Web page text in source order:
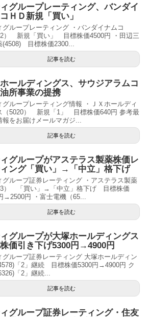
グループレーティング、バンダイ
ＨＤ新規「買い」
グループレーティング ・バンダイナムコ
） 新規「買い」 目標株価4500円 ・田辺三
(4508) 目標株価2300...
記事を読む
ホールディングス、サウジアラムコ
所事業の提携
グループレーティング情報 ・ＪＸホールディ
（5020） 新規「1」 目標株価640円 参考最
報をお届けメールマガジ...
記事を読む
グループがアステラス製薬株価レ
ング「買い」→「中立」格下げ
グループ証券レーティング ・アステラス製薬
） 「買い」→「中立」格下げ 目標株価
→2500円 ・富士電機（65...
記事を読む
グループが大塚ホールディングス
価引き下げ5300円→4900円
グループ証券レーティング 大塚ホールディン
「2」継続 目標株価5300円→4900円 ク
「2」継続...
記事を読む
グループ証券レーティング・住友